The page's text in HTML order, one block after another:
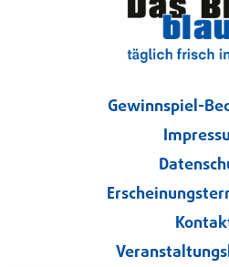
Gewinnspiel-